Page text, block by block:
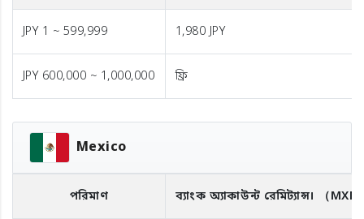
JPY 1 ~ 599,999 1,980 JPY
JPY 600,000 ~ 1,000,000 ফ্রি
Mexico
পরিমাণ ব্যাংক অ্যাকাউন্ট রেমিট্যান্স। （MXN